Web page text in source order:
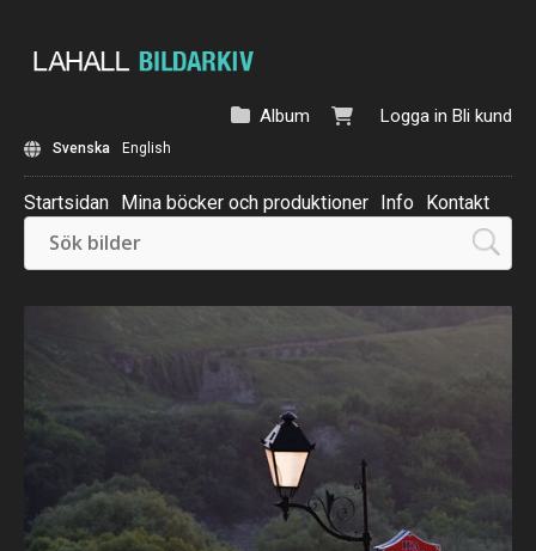
Logga in Bli kund
Album
Svenska English
Startsidan Mina böcker och produktioner Info Kontakt
Beställ: Kalender 2025